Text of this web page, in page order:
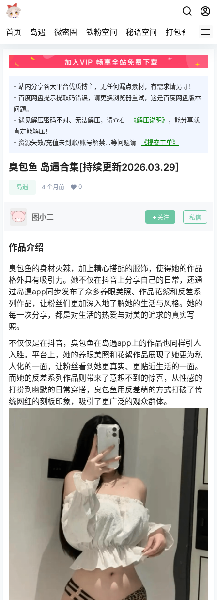
首页 岛遇 微密圈 铁粉空间 秘语空间 打包合集 关
- 站内分享各大平台优质博主，无任何漏点素材，有需求请另寻！
- 百度网盘提示提取码错误，请更换浏览器重试，这是百度网盘版本
问题。
- 遇见解压密码不对、无法解压，请查看
《解压说明》 ，能分享就
肯定能解压！
- 资源失效/充值未到账/账号解禁...等问题请
《提交工单》
臭包鱼 岛遇合集[持续更新2026.03.29]
岛遇 4 个月前 0
图小二 关注 私信
作品介绍
臭包鱼的身材火辣，加上精心搭配的服饰，使得她的作品
格外具有吸引力。她不仅在抖音上分享自己的日常，还通
过岛遇app同步发布了众多养眼美照、作品花絮和反差系
列作品，让粉丝们更加深入地了解她的生活与风格。她的
每一次分享，都是对生活的热爱与对美的追求的真实写
照。
不仅仅是在抖音，臭包鱼在岛遇app上的作品也同样引人
入胜。平台上，她的养眼美照和花絮作品展现了她更为私
人化的一面，让粉丝看到她更真实、更贴近生活的一面。
而她的反差系列作品则带来了意想不到的惊喜，从性感的
打扮到幽默的日常穿搭，臭包鱼用反差萌的方式打破了传
统网红的刻板印象，吸引了更广泛的观众群体。